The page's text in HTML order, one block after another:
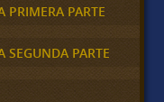
PRIMERA PARTE
SEGUNDA PARTE